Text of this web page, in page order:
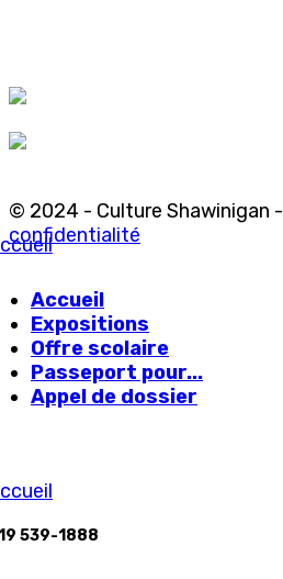
© 2024 - Culture Shawinigan -
confidentialité
Accueil
Expositions
Offre scolaire
Passeport pour...
Appel de dossier
539-1888